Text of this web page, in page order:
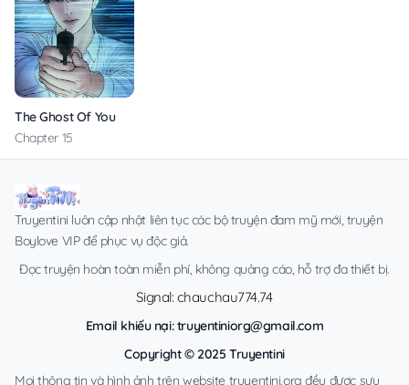
The Ghost Of You
Chapter 15
Truyentini luôn cập nhật liên tục các bộ truyện đam mỹ mới, truyện
Boylove VIP để phục vụ độc giả.
Đọc truyện hoàn toàn miễn phí, không quảng cáo, hỗ trợ đa thiết bị.
Signal: chauchau774.74
Email khiếu nại:truyentiniorg@gmail.com
Copyright © 2025 Truyentini
Mọi thông tin và hình ảnh trên website truyentini.org đều được sưu